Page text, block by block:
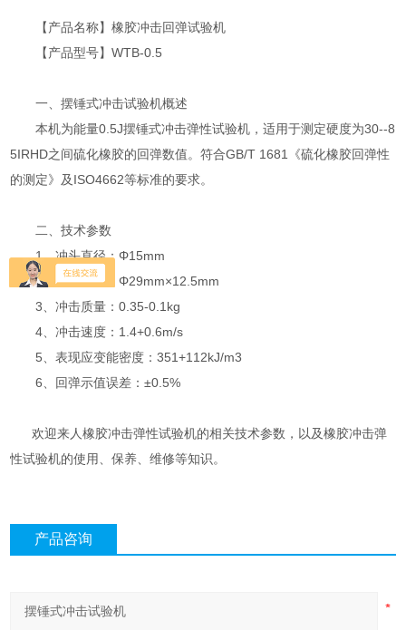
【产品名称】橡胶冲击回弹试验机
【产品型号】WTB-0.5
一、摆锤式冲击试验机概述
本机为能量0.5J摆锤式冲击弹性试验机，适用于测定硬度为30--8
5IRHD之间硫化橡胶的回弹数值。符合GB/T 1681《硫化橡胶回弹性
的测定》及ISO4662等标准的要求。
二、技术参数
1、冲头直径：Φ15mm
2、试样规格：Φ29mm×12.5mm
3、冲击质量：0.35-0.1kg
4、冲击速度：1.4+0.6m/s
5、表现应变能密度：351+112kJ/m3
6、回弹示值误差：±0.5%
欢迎来人橡胶冲击弹性试验机的相关技术参数，以及橡胶冲击弹
性试验机的使用、保养、维修等知识。
产品咨询